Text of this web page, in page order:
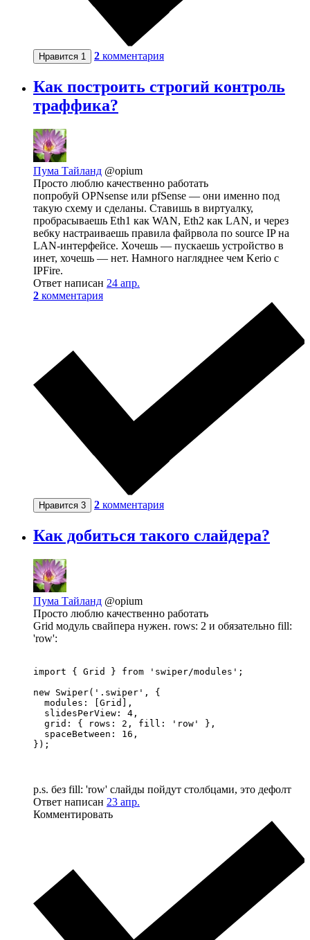
Нравится 1 2 комментария
Как построить строгий контроль
траффика?
Пума Тайланд @opium
Просто люблю качественно работать
попробуй OPNsense или pfSense — они именно под
такую схему и сделаны. Ставишь в виртуалку,
пробрасываешь Eth1 как WAN, Eth2 как LAN, и через
вебку настраиваешь правила файрвола по source IP на
LAN-интерфейсе. Хочешь — пускаешь устройство в
инет, хочешь — нет. Намного нагляднее чем Kerio с
IPFire.
Ответ написан 24 апр.
2 комментария
Нравится 3 2 комментария
Как добиться такого слайдера?
Пума Тайланд @opium
Просто люблю качественно работать
Grid модуль свайпера нужен. rows: 2 и обязательно fill:
'row':
import { Grid } from 'swiper/modules';
new Swiper('.swiper', {
  modules: [Grid],
  slidesPerView: 4,
  grid: { rows: 2, fill: 'row' },
  spaceBetween: 16,
});
p.s. без fill: 'row' слайды пойдут столбцами, это дефолт
Ответ написан 23 апр.
Комментировать